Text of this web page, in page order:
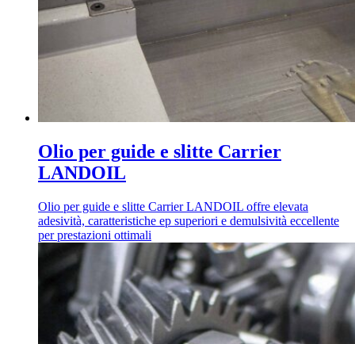
Olio per guide e slitte Carrier
LANDOIL
Olio per guide e slitte Carrier LANDOIL offre elevata
adesività, caratteristiche ep superiori e demulsività eccellente
per prestazioni ottimali